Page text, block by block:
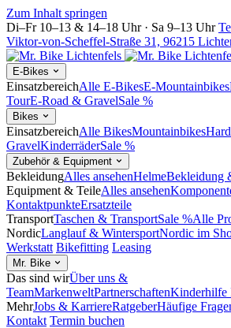
Zum Inhalt springen
Di–Fr 10–13 & 14–18 Uhr · Sa 9–13 Uhr
Viktor-von-Scheffel-Straße 31, 96215
E-Bikes
EinsatzbereichAlle E-BikesE-Mountainbikes
TourE-Road & GravelSale %
Bikes
EinsatzbereichAlle BikesMountainbikes
GravelKinderräderSale %
Zubehör & Equipment
BekleidungAlles ansehenHelmeBekleidung
Equipment & TeileAlles ansehen
KontaktpunkteErsatzteile
TransportTaschen & TransportSale %Alle
NordicLanglauf & WintersportNordic im
Werkstatt Bikefitting Leasing
Mr. Bike
Das sind wirÜber uns &
TeamMarkenweltPartnerschaftenKinderhilfe
MehrJobs & KarriereRatgeberHäufige
Kontakt Termin buchen